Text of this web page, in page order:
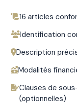
16 articles
Identification
Description
Modalités
Clauses de
(optionnelles)